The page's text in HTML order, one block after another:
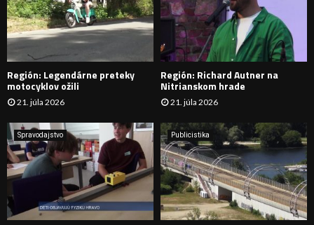
D
A
N
I
E
Región: Legendárne preteky
motocyklov ožili
21. júla 2026
Región: Richard Autner na
Nitrianskom hrade
21. júla 2026
Spravodajstvo Publicistika